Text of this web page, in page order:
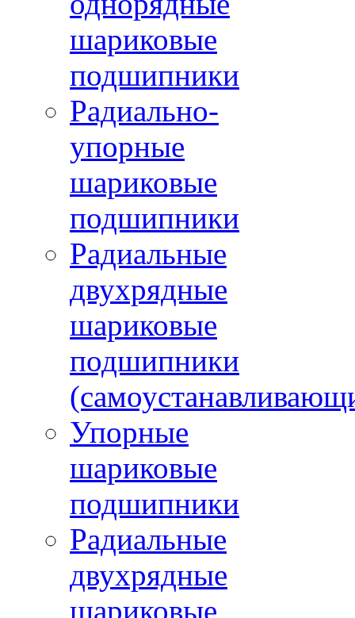
шариковые
подшипники
Радиально-
упорные
шариковые
подшипники
Радиальные
двухрядные
шариковые
подшипники
Упорные
шариковые
подшипники
Радиальные
двухрядные
шариковые